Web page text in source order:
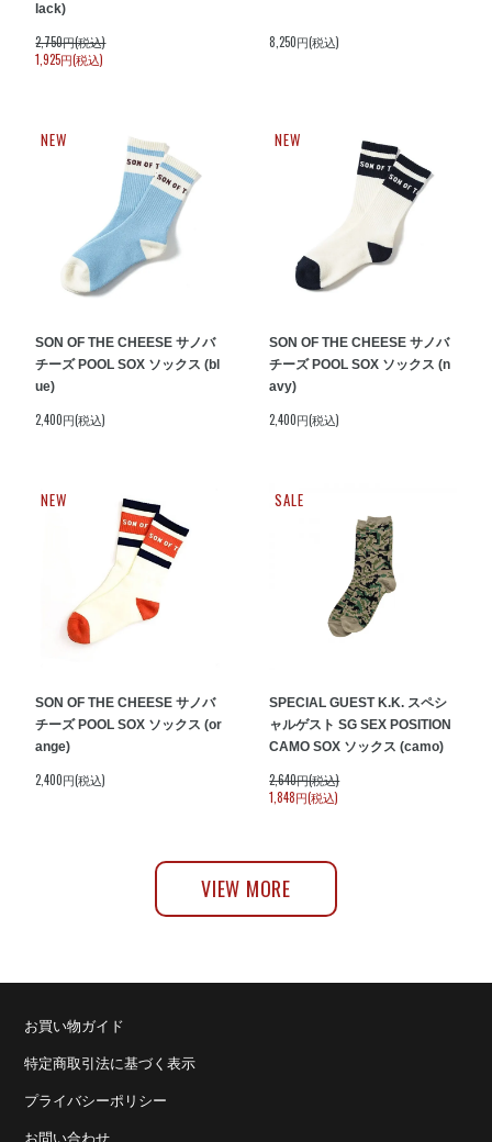
lack)
2,750円(税込)
1,925円(税込)
8,250円(税込)
NEW
SON OF THE CHEESE サノバ
チーズ POOL SOX ソックス (bl
ue)
2,400円(税込)
NEW
SON OF THE CHEESE サノバ
チーズ POOL SOX ソックス (n
avy)
2,400円(税込)
NEW
SON OF THE CHEESE サノバ
チーズ POOL SOX ソックス (or
ange)
2,400円(税込)
SALE
SPECIAL GUEST K.K. スペシ
ャルゲスト SG SEX POSITION
CAMO SOX ソックス (camo)
2,640円(税込)
1,848円(税込)
VIEW MORE
お買い物ガイド
特定商取引法に基づく表示
プライバシーポリシー
お問い合わせ